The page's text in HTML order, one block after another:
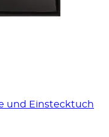
und Einstecktuch